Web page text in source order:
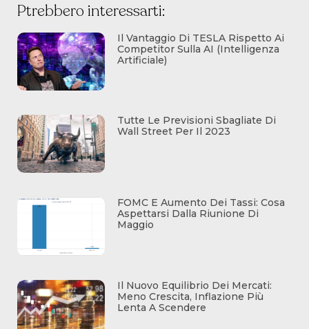
Ptrebbero interessarti:
Il Vantaggio Di TESLA Rispetto Ai
Competitor Sulla AI (Intelligenza
Artificiale)
Tutte Le Previsioni Sbagliate Di
Wall Street Per Il 2023
FOMC E Aumento Dei Tassi: Cosa
Aspettarsi Dalla Riunione Di
Maggio
Il Nuovo Equilibrio Dei Mercati:
Meno Crescita, Inflazione Più
Lenta A Scendere